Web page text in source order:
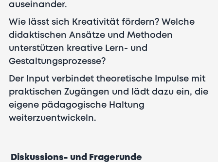
auseinander.
Wie lässt sich Kreativität fördern? Welche
didaktischen Ansätze und Methoden
unterstützen kreative Lern- und
Gestaltungsprozesse?
Der Input verbindet theoretische Impulse mit
praktischen Zugängen und lädt dazu ein, die
eigene pädagogische Haltung
weiterzuentwickeln.
Diskussions- und Fragerunde